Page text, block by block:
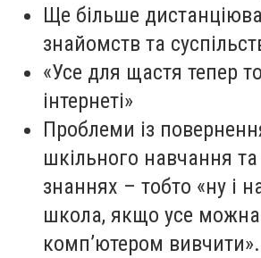
Ще більше
знайомств та
«Усе для щастя тепер
інтернеті»
Проблеми із
шкільного навчання
знаннях – тобто «ну і
школа, якщо усе
комп’ютером вивчити».